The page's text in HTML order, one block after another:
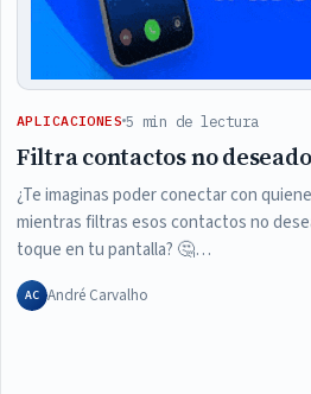
APLICACIONES 5 min de lectura
Filtra contactos no
¿Te imaginas poder conectar con
mientras filtras esos contactos no
toque en tu pantalla? 🤔…
AC André Carvalho